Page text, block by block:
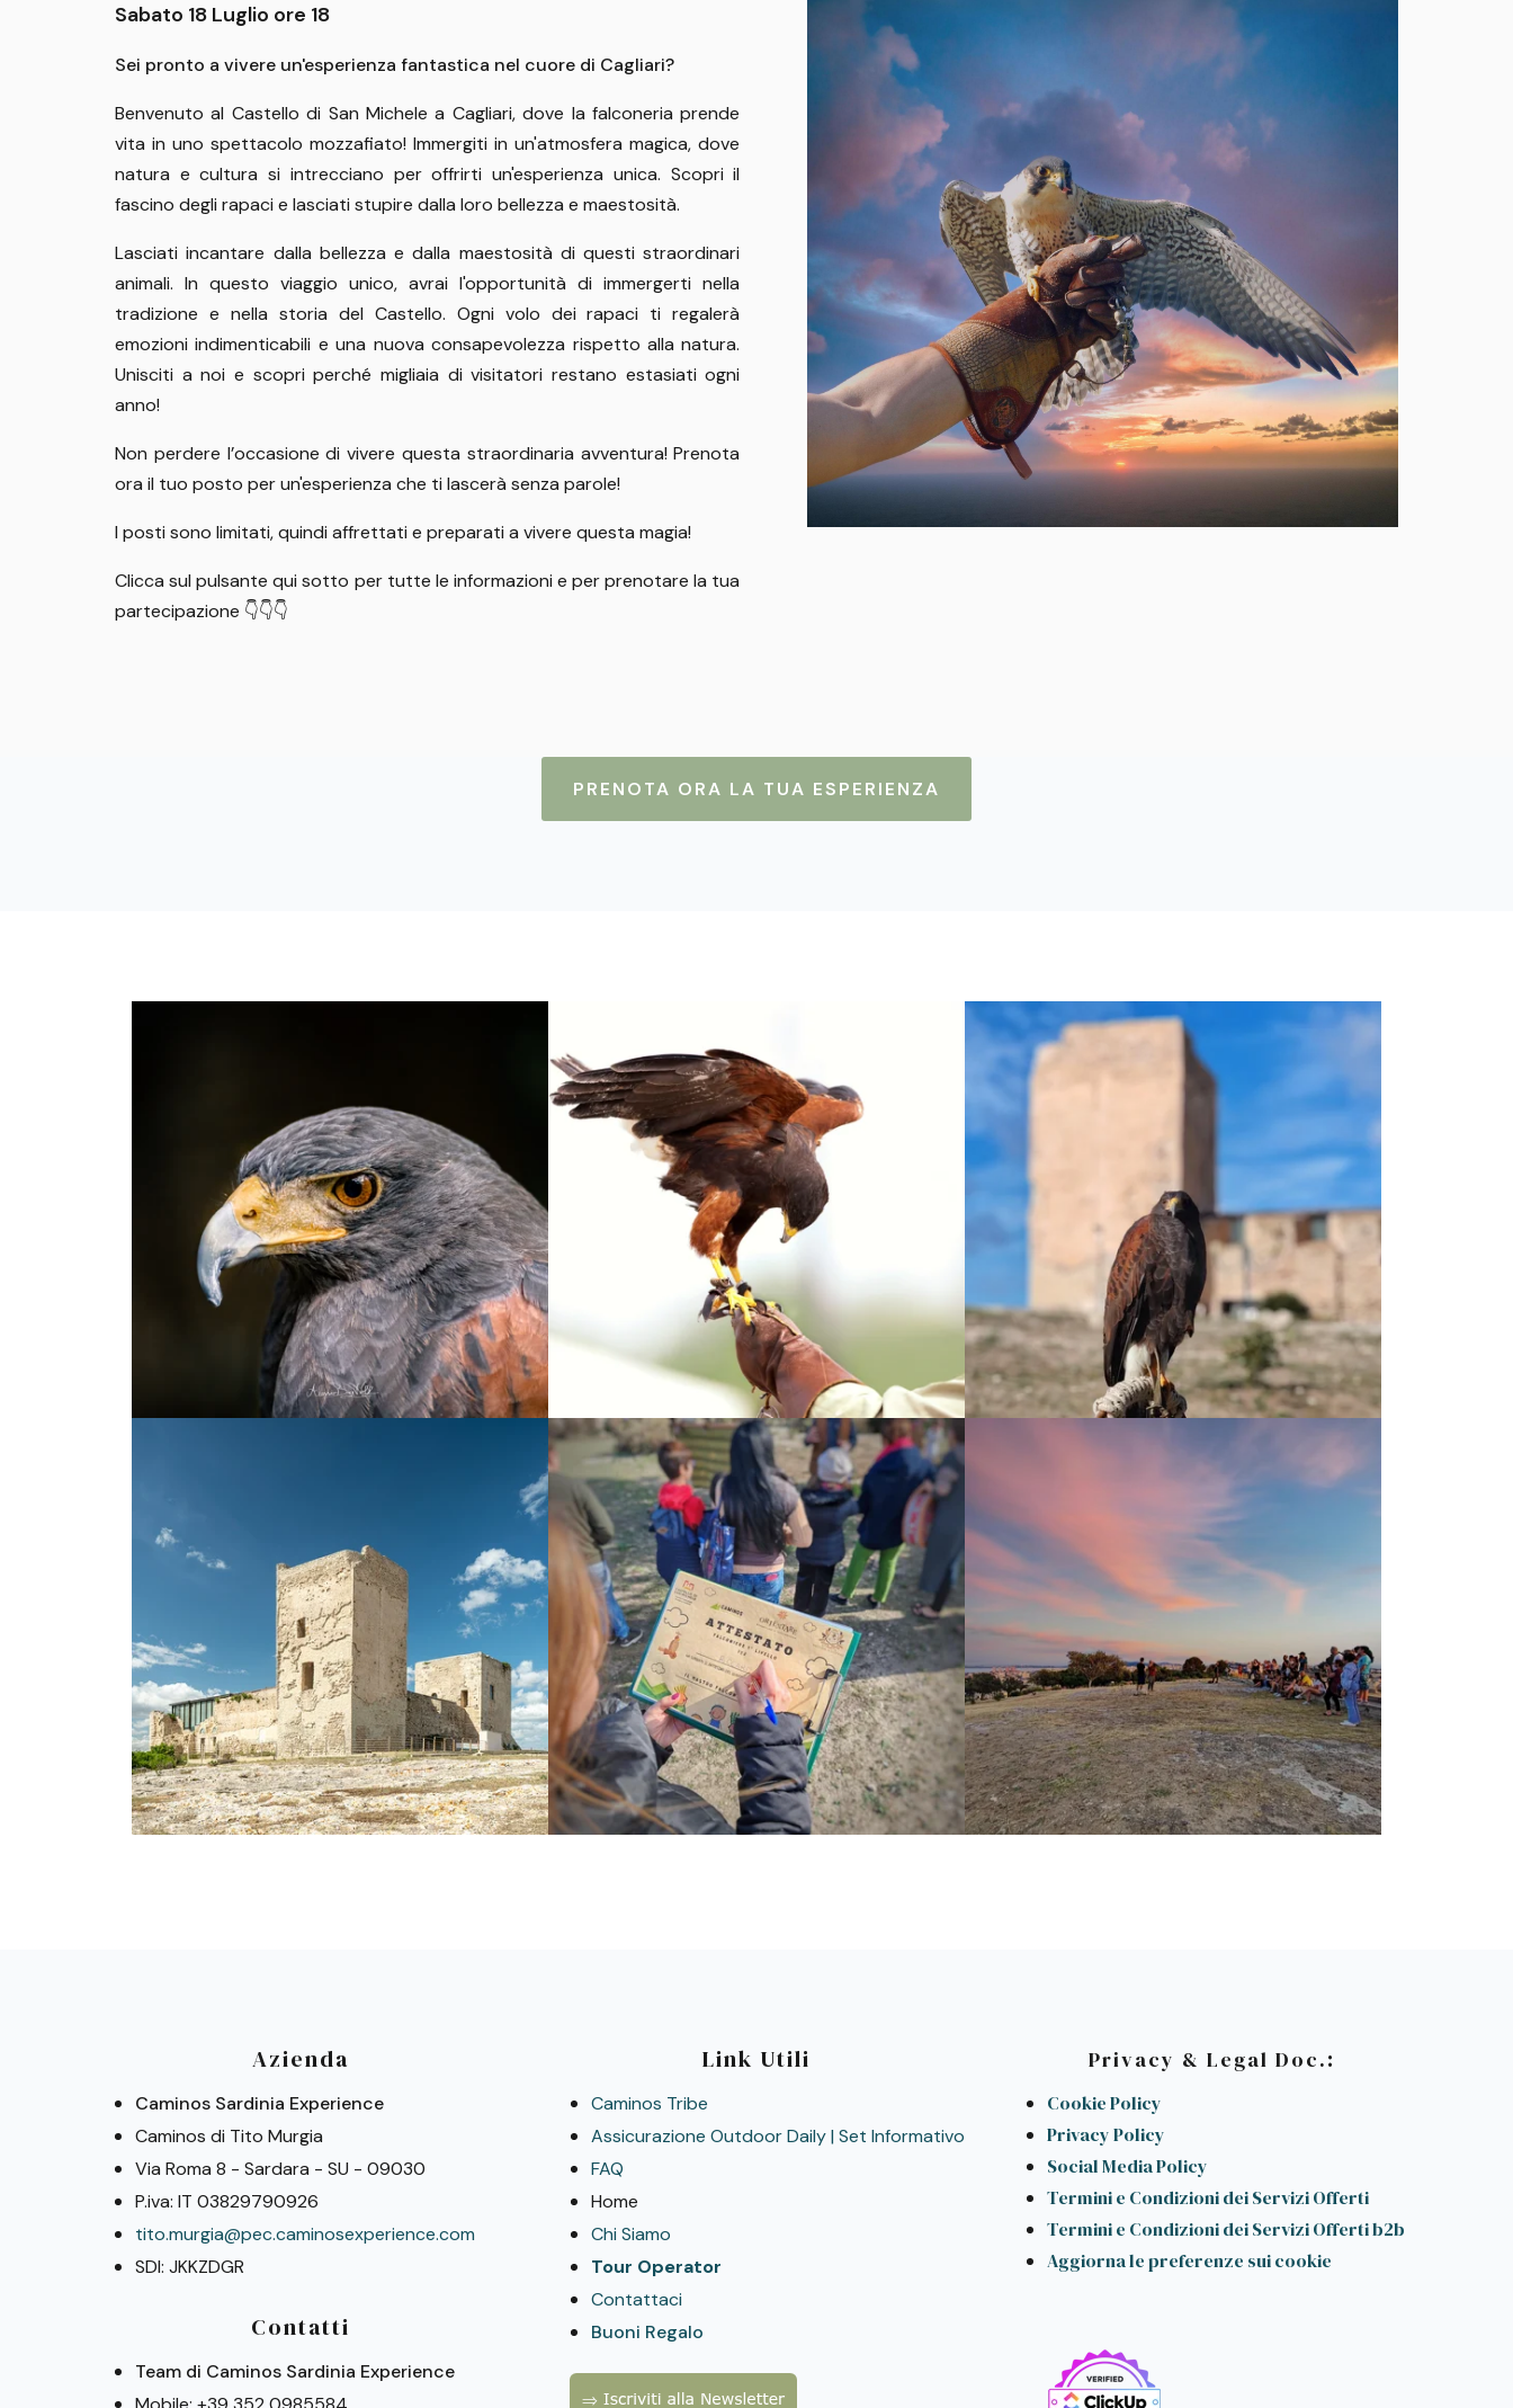
Sabato 18 Luglio ore 18
Sei pronto a vivere un'esperienza fantastica nel cuore di Cagliari?
Benvenuto al Castello di San Michele a Cagliari, dove la falconeria prende
vita in uno spettacolo mozzafiato! Immergiti in un'atmosfera magica, dove
natura e cultura si intrecciano per offrirti un'esperienza unica. Scopri il
fascino degli rapaci e lasciati stupire dalla loro bellezza e maestosità.
Lasciati incantare dalla bellezza e dalla maestosità di questi straordinari
animali. In questo viaggio unico, avrai l'opportunità di immergerti nella
tradizione e nella storia del Castello. Ogni volo dei rapaci ti regalerà
emozioni indimenticabili e una nuova consapevolezza rispetto alla natura.
Unisciti a noi e scopri perché migliaia di visitatori restano estasiati ogni
anno!
Non perdere l’occasione di vivere questa straordinaria avventura! Prenota
ora il tuo posto per un'esperienza che ti lascerà senza parole!
I posti sono limitati, quindi affrettati e preparati a vivere questa magia!
Clicca sul pulsante qui sotto per tutte le informazioni e per prenotare la tua
partecipazione 👇👇👇
PRENOTA ORA LA TUA ESPERIENZA
Azienda
Caminos Sardinia Experience
Caminos di Tito Murgia
Via Roma 8 - Sardara - SU - 09030
P.iva: IT 03829790926
tito.murgia@pec.caminosexperience.com
SDI: JKKZDGR
Contatti
Team di Caminos Sardinia Experience
Link Utili
Caminos Tribe
Assicurazione Outdoor Daily | Set Informativo
FAQ
Home
Chi Siamo
Tour Operator
Contattaci
Buoni Regalo
Privacy & Legal Doc.:
Cookie Policy
Privacy Policy
Social Media Policy
Termini e Condizioni dei Servizi Offerti
Termini e Condizioni dei Servizi Offerti b2b
Aggiorna le preferenze sui cookie